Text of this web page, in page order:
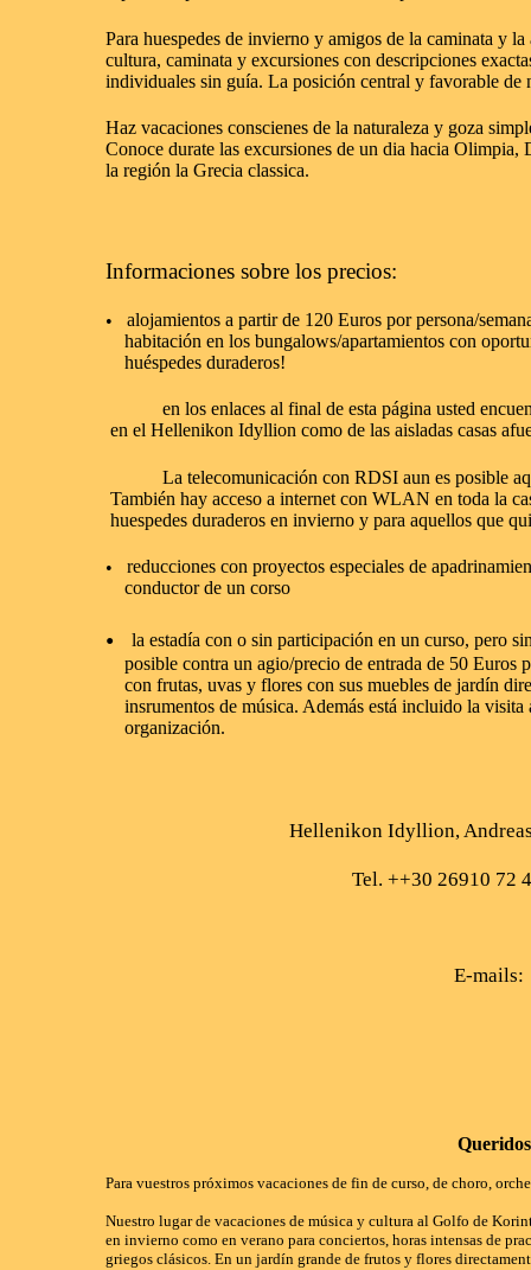
Para huespedes de invierno y amigos de la caminata y
cultura, caminata y excursiones con descripciones
individuales sin guía. La posición central y favorable
Haz vacaciones conscienes de la naturaleza y goza
Conoce durate las excursiones de un dia hacia
la región la Grecia classica.
Informaciones sobre los precios:
•
alojamientos a partir de 120 Euros por persona/
habitación en los bungalows/apartamientos con
huéspedes duraderos!
en los enlaces al final de esta página usted
en el Hellenikon Idyllion como de las aisladas casas
La telecomunicación con RDSI aun es posible aquí,
También hay acceso a internet con WLAN en toda la
huespedes duraderos en invierno y para aquellos que
•
reducciones con proyectos especiales de
conductor de un corso
•
la estadía con o sin participación en un curso, pero
posible contra un agio/precio de entrada de 50 Euros
con frutas, uvas y flores con sus muebles de jardín
insrumentos de música. Además está incluido la
organización.
Hellenikon Idyllion,
Tel. ++30 26910 72
E-
Para vuestros próximos vacaciones de fin de curso, de choro,
Nuestro lugar de vacaciones de música y cultura al Golfo de
en invierno como en verano para conciertos, horas intensas de
griegos clásicos. En un jardín grande de frutos y flores